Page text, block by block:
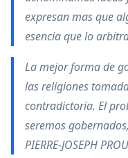
expresan mas que
esencia que lo
La mejor forma de
las religiones
contradictoria. El
seremos
PIERRE-JOSEPH